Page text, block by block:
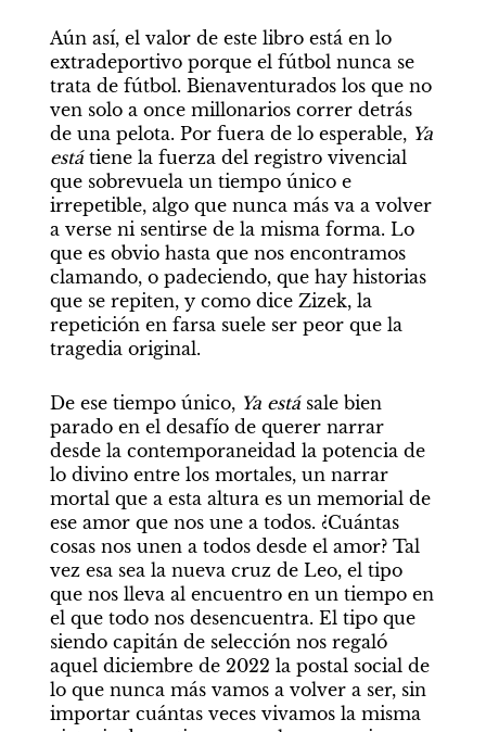
Aún así, el valor de este libro está en lo
extradeportivo porque el fútbol nunca se
trata de fútbol. Bienaventurados los que no
ven solo a once millonarios correr detrás
de una pelota. Por fuera de lo esperable, Ya
está tiene la fuerza del registro vivencial
que sobrevuela un tiempo único e
irrepetible, algo que nunca más va a volver
a verse ni sentirse de la misma forma. Lo
que es obvio hasta que nos encontramos
clamando, o padeciendo, que hay historias
que se repiten, y como dice Zizek, la
repetición en farsa suele ser peor que la
tragedia original.
De ese tiempo único, Ya está sale bien
parado en el desafío de querer narrar
desde la contemporaneidad la potencia de
lo divino entre los mortales, un narrar
mortal que a esta altura es un memorial de
ese amor que nos une a todos. ¿Cuántas
cosas nos unen a todos desde el amor? Tal
vez esa sea la nueva cruz de Leo, el tipo
que nos lleva al encuentro en un tiempo en
el que todo nos desencuentra. El tipo que
siendo capitán de selección nos regaló
aquel diciembre de 2022 la postal social de
lo que nunca más vamos a volver a ser, sin
importar cuántas veces vivamos la misma